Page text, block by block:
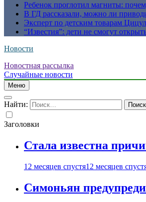
Ребенок проглотил магниты:
В ГД рассказали, можно ли
Эксперт по детским товарам
“Известия”: дети не смогут
Новости
Новостная рассылка
Случайные новости
Меню
Найти:
Заголовки
Стала известна
12 месяцев спустя12 месяцев
Симоньян